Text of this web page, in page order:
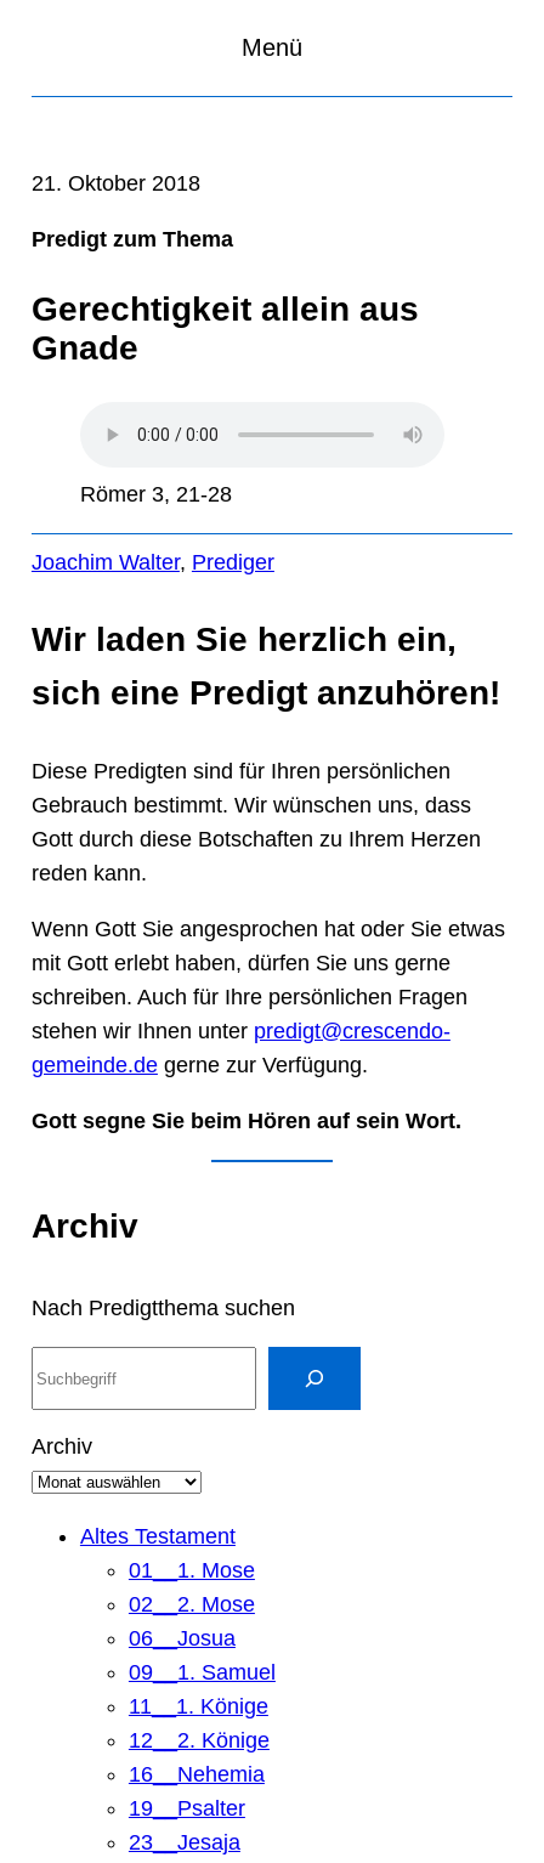
Menü
21. Oktober 2018
Predigt zum Thema
Gerechtigkeit allein aus
Gnade
Römer 3, 21-28
Joachim Walter, Prediger
Wir laden Sie herzlich ein,
sich eine Predigt anzuhören!
Diese Predigten sind für Ihren persönlichen
Gebrauch bestimmt. Wir wünschen uns, dass
Gott durch diese Botschaften zu Ihrem Herzen
reden kann.
Wenn Gott Sie angesprochen hat oder Sie etwas
mit Gott erlebt haben, dürfen Sie uns gerne
schreiben. Auch für Ihre persönlichen Fragen
stehen wir Ihnen unter predigt@crescendo-
gemeinde.degerne zur Verfügung.
Gott segne Sie beim Hören auf sein Wort.
Archiv
Nach Predigtthema suchen
h
e
Archiv
Altes Testament
01__1. Mose
02__2. Mose
06__Josua
09__1. Samuel
11__1. Könige
12__2. Könige
16__Nehemia
19__Psalter
23__Jesaja